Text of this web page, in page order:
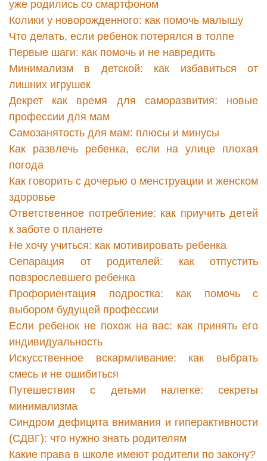
уже родились со смартфоном
Колики у новорожденного: как помочь малышу
Что делать, если ребенок потерялся в толпе
Первые шаги: как помочь и не навредить
Минимализм в детской: как избавиться от
лишних игрушек
Декрет как время для саморазвития: новые
профессии для мам
Самозанятость для мам: плюсы и минусы
Как развлечь ребенка, если на улице плохая
погода
Как говорить с дочерью о менструации и женском
здоровье
Ответственное потребление: как приучить детей
к заботе о планете
Не хочу учиться: как мотивировать ребенка
Сепарация от родителей: как отпустить
повзрослевшего ребенка
Профориентация подростка: как помочь с
выбором будущей профессии
Если ребенок не похож на вас: как принять его
индивидуальность
Искусственное вскармливание: как выбрать
смесь и не ошибиться
Путешествия с детьми налегке: секреты
минимализма
Синдром дефицита внимания и гиперактивности
(СДВГ): что нужно знать родителям
Какие права в школе имеют родители по закону?